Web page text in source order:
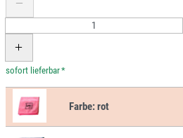
*
Farbe:rot